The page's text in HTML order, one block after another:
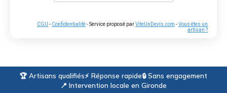
CGU - Confidentialité- Service proposé parViteUnDevis.com -Vous êtes un
artisan ?
🏆 Artisans qualifiés⚡ Réponse rapide🔒 Sans engagement
📍 Intervention locale en Gironde